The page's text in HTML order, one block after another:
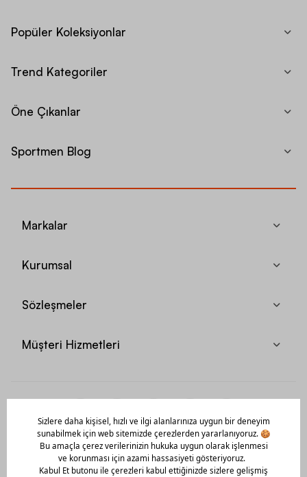
Popüler Koleksiyonlar
Trend Kategoriler
Öne Çıkanlar
Sportmen Blog
Markalar
Kurumsal
Sözleşmeler
Müşteri Hizmetleri
Mobil Uygulamamızı Hemen İndir!